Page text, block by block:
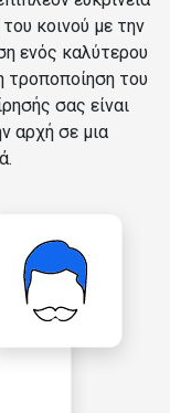
κοινού με την
ενός καλύτερου
τροποποίηση του
σας είναι
αρχή σε μια